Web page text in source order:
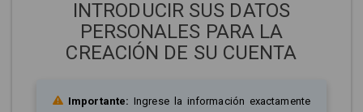
INTRODUCIR SUS DATOS
PERSONALES PARA LA
CREACIÓN DE SU CUENTA
Importante: Ingrese la información exactamente